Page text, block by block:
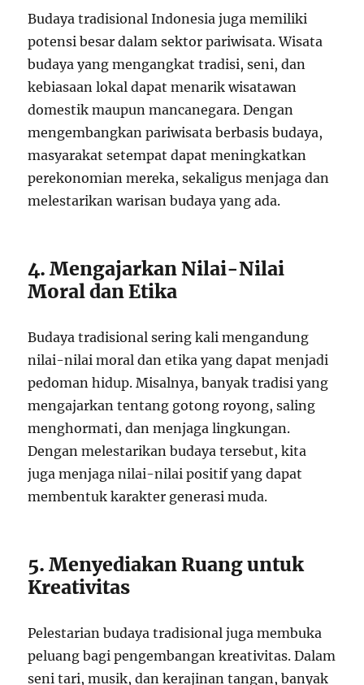
Budaya tradisional Indonesia juga memiliki
potensi besar dalam sektor pariwisata. Wisata
budaya yang mengangkat tradisi, seni, dan
kebiasaan lokal dapat menarik wisatawan
domestik maupun mancanegara. Dengan
mengembangkan pariwisata berbasis budaya,
masyarakat setempat dapat meningkatkan
perekonomian mereka, sekaligus menjaga dan
melestarikan warisan budaya yang ada.
4. Mengajarkan Nilai-Nilai
Moral dan Etika
Budaya tradisional sering kali mengandung
nilai-nilai moral dan etika yang dapat menjadi
pedoman hidup. Misalnya, banyak tradisi yang
mengajarkan tentang gotong royong, saling
menghormati, dan menjaga lingkungan.
Dengan melestarikan budaya tersebut, kita
juga menjaga nilai-nilai positif yang dapat
membentuk karakter generasi muda.
5. Menyediakan Ruang untuk
Kreativitas
Pelestarian budaya tradisional juga membuka
peluang bagi pengembangan kreativitas. Dalam
seni tari, musik, dan kerajinan tangan, banyak